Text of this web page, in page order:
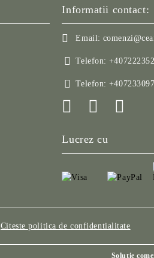
Informatii contact:
Email:
Telefon:
Telefon:
Lucrez cu
Citeste politica de confidentialitate
Solutie